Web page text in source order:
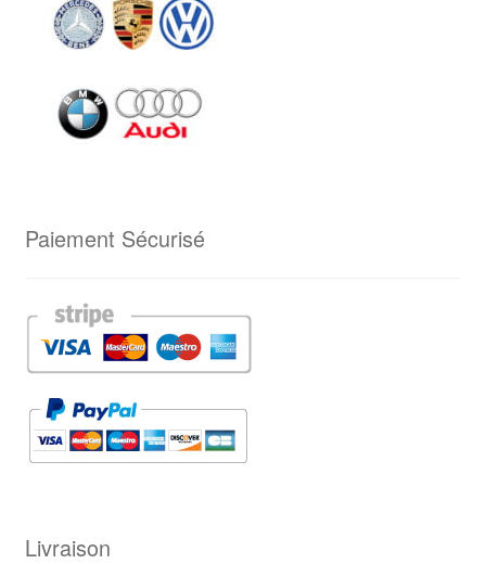
Paiement Sécurisé
Livraison